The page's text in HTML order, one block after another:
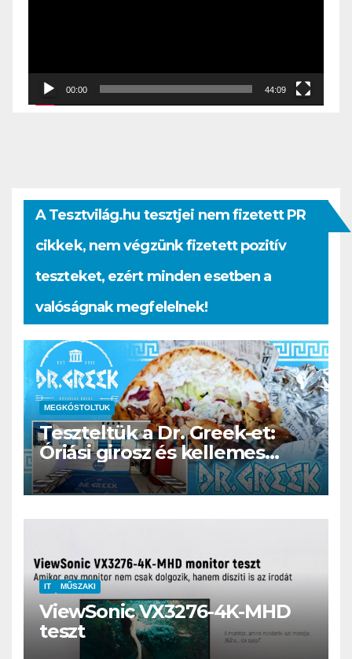
00:00 44:09
A Tesztvilág.hu tesztjei nem fizetett PR
cikkek, nem végzünk fizetett pozitív
teszteket, ezért minden esetben a
valóságnak megfelelnek!
MEGKÓSTOLTUK
Teszteltük a Dr. Greek-et:
Óriási girosz és kellemes
kerthelyiség Csepel szívében
IT MŰSZAKI
ViewSonic VX3276-4K-MHD
teszt